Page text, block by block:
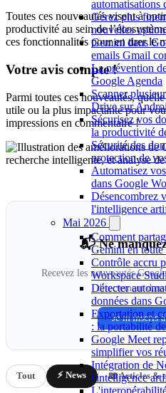
automatisations
Gérez plus
nouvelles
Gemini dans
emails Gmail
La prévention
Google Agenda
Scanner
Drive sur
Sécurisez vos
la productivité
Sécurité des
protection de
Automatisez
dans Google
Désencombrez
l'intelligence
Mai 2026
Comment
Gemini en
Contrôle accru
Workspace
Détecter
données dans
Exportation et
: la portabilité
Google Meet
simplifier vos
Intégration de
l'intelligence
Toutes ces nouveautés visent à
productivité au sein de
ces fonctionnalités pour en tirer le
Votre avis compte !
Parmi toutes ces nouveautés,
utile ou la plus impactante pour
impressions en commentaire !
📬 Ne
Recevez les nouveautés
directement
Je m'inscris
Tout ⚡ News 📖 Articles &